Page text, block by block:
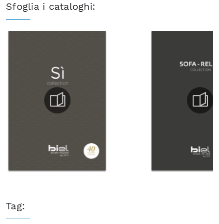
Sfoglia i cataloghi:
Tag: